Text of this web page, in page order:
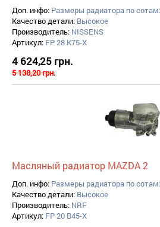
Доп. инфо: Размеры радиатора по
Качество детали: Высокое
Производитель: NISSENS
Артикул: FP 28 K75-X
4 624,25 грн.
5 138,20 грн.
Масляный радиатор MAZDA 2
Доп. инфо: Размеры радиатора по
Качество детали: Высокое
Производитель: NRF
Артикул: FP 20 B45-X